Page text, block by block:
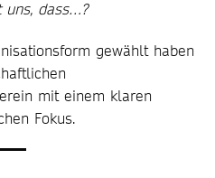
uns, dass…?
gewählt haben
mit einem klaren
Fokus.